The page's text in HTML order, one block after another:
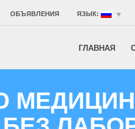
ОБЪЯВЛЕНИЯ ЯЗЫК:
ГЛАВНАЯ